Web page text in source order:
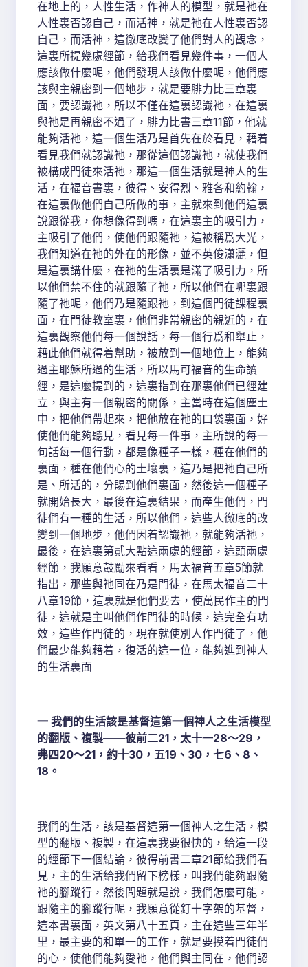
在地上的，人性生活，作神人的模型，就是祂在
人性裏否認自己，而活神，就是祂在人性裏否認
自己，而活神，這徹底改變了他們對人的觀念，
這裏所提幾處經節，給我們看見幾件事，一個人
應該做什麼呢，他們發現人該做什麼呢，他們應
該與主親密到一個地步，就是要腓力比三章裏
面，要認識祂，所以不僅在這裏認識祂，在這裏
與祂是再親密不過了，腓力比書三章11節，他就
能夠活祂，這一個生活乃是首先在於看見，藉着
看見我們就認識祂，那從這個認識祂，就使我們
被構成門徒來活祂，那這一個生活就是神人的生
活，在福音書裏，彼得、安得烈、雅各和約翰，
在這裏做他們自己所做的事，主就來到他們這裏
說跟從我，你想像得到嗎，在這裏主的吸引力，
主吸引了他們，使他們跟隨祂，這被稱爲大光，
我們知道在祂的外在的形像，並不英俊瀟灑，但
是這裏講什麼，在祂的生活裏是滿了吸引力，所
以他們禁不住的就跟隨了祂，所以他們在哪裏跟
隨了祂呢，他們乃是隨跟祂，到這個門徒課程裏
面，在門徒教室裏，他們非常親密的親近的，在
這裏觀察他們每一個說話，每一個行爲和舉止，
藉此他們就得着幫助，被放到一個地位上，能夠
過主耶穌所過的生活，所以馬可福音的生命讀
經，是這麼提到的，這裏指到在那裏他們已經建
立，與主有一個親密的關係，主當時在這個塵土
中，把他們帶起來，把他放在祂的口袋裏面，好
使他們能夠聽見，看見每一件事，主所說的每一
句話每一個行動，都是像種子一樣，種在他們的
裏面，種在他們心的土壤裏，這乃是把祂自己所
是、所活的，分賜到他們裏面，然後這一個種子
就開始長大，最後在這裏結果，而產生他們，門
徒們有一種的生活，所以他們，這些人徹底的改
變到一個地步，他們因着認識祂，就能夠活祂，
最後，在這裏第貳大點這兩處的經節，這頭兩處
經節，我願意鼓勵來看看，馬太福音五章5節就
指出，那些與祂同在乃是門徒，在馬太福音二十
八章19節，這裏就是他們要去，使萬民作主的門
徒，這就是主叫他們作門徒的時候，這完全有功
效，這些作門徒的，現在就使別人作門徒了，他
們最少能夠藉着，復活的這一位，能夠進到神人
的生活裏面
一 我們的生活該是基督這第一個神人之生活模型
的翻版、複製——彼前二21，太十一28～29，
弗四20～21，約十30，五19、30，七6、8、
18。
我們的生活，該是基督這第一個神人之生活，模
型的翻版、複製，在這裏我要很快的，給這一段
的經節下一個結論，彼得前書二章21節給我們看
見，主的生活給我們留下榜樣，叫我們能夠跟隨
祂的腳蹤行，然後問題就是說，我們怎麼可能，
跟隨主的腳蹤行呢，我願意從釘十字架的基督，
這本書裏面，英文第八十五頁，主在這些三年半
里，最主要的和單一的工作，就是要摸着門徒們
的心，使他們能夠愛祂，他們與主同在，他們認